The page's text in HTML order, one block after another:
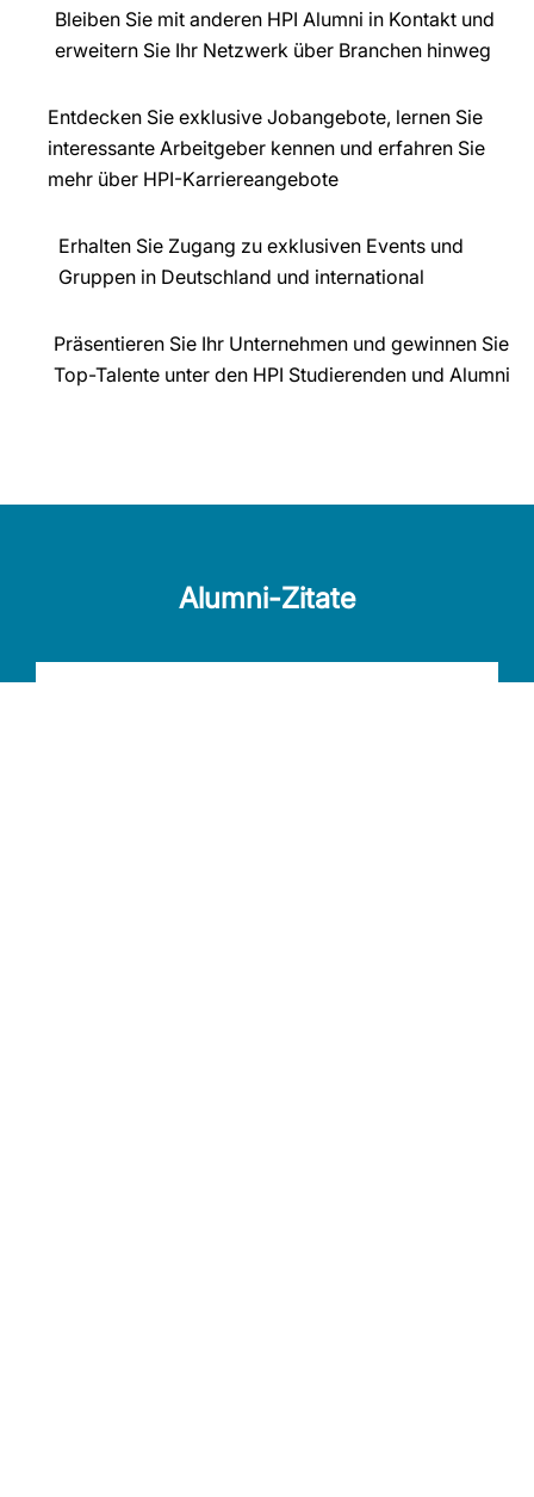
Bleiben Sie mit anderen HPI Alumni in Kontakt und
erweitern Sie Ihr Netzwerk über Branchen hinweg
Entdecken Sie exklusive Jobangebote, lernen Sie
interessante Arbeitgeber kennen und erfahren Sie
mehr über HPI-Karriereangebote
Erhalten Sie Zugang zu exklusiven Events und
Gruppen in Deutschland und international
Präsentieren Sie Ihr Unternehmen und gewinnen Sie
Top-Talente unter den HPI Studierenden und Alumni
Alumni-Zitate